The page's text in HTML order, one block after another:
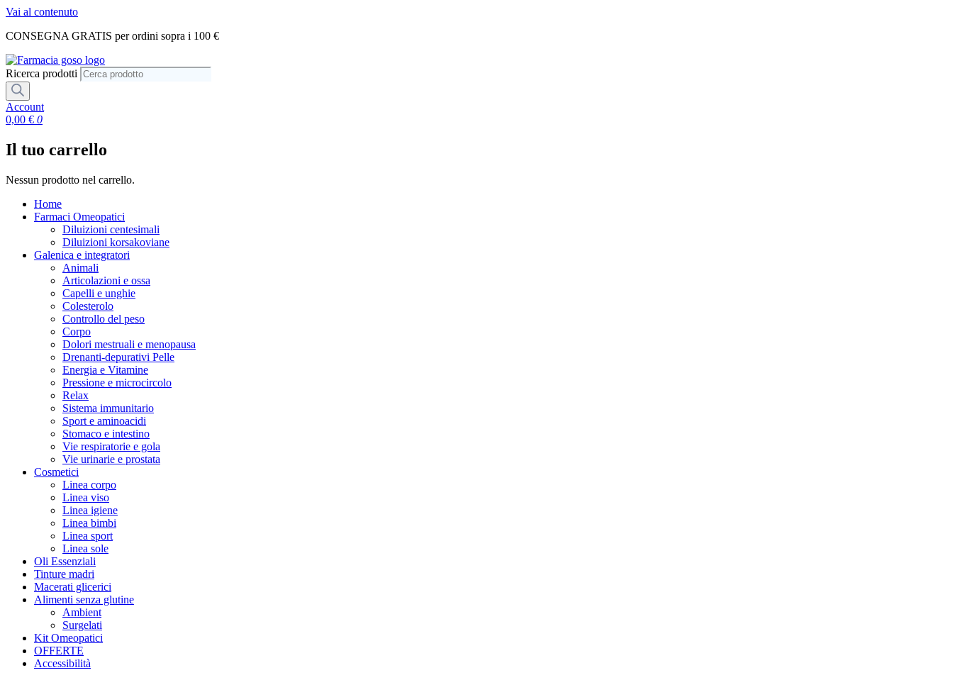
Vai al contenuto
CONSEGNA GRATIS per ordini sopra i 100 €
Ricerca prodotti
Account
0,00 € 0
Il tuo carrello
Nessun prodotto nel carrello.
Home
Farmaci Omeopatici
Diluizioni centesimali
Diluizioni korsakoviane
Galenica e integratori
Animali
Articolazioni e ossa
Capelli e unghie
Colesterolo
Controllo del peso
Corpo
Dolori mestruali e menopausa
Drenanti-depurativi Pelle
Energia e Vitamine
Pressione e microcircolo
Relax
Sistema immunitario
Sport e aminoacidi
Stomaco e intestino
Vie respiratorie e gola
Vie urinarie e prostata
Cosmetici
Linea corpo
Linea viso
Linea igiene
Linea bimbi
Linea sport
Linea sole
Oli Essenziali
Tinture madri
Macerati glicerici
Alimenti senza glutine
Ambient
Surgelati
Kit Omeopatici
OFFERTE
Accessibilità